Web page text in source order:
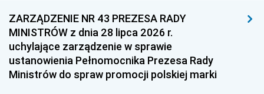
ZARZĄDZENIE NR 43 PREZESA RADY
MINISTRÓW z dnia 28 lipca 2026 r.
uchylające zarządzenie w sprawie
ustanowienia Pełnomocnika Prezesa Rady
Ministrów do spraw promocji polskiej marki